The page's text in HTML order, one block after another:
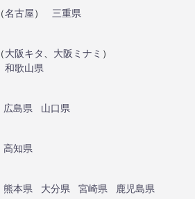
（名古屋）
三重県
（大阪キタ 大阪ミナミ ）
和歌山県
広島県
山口県
高知県
熊本県 大分県 宮崎県
鹿児島県